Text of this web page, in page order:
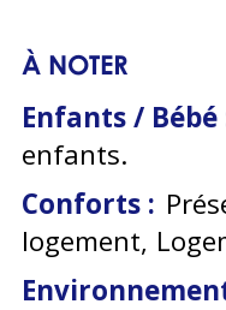
À NOTER
Enfants / Bébé
enfants
Conforts :
logement